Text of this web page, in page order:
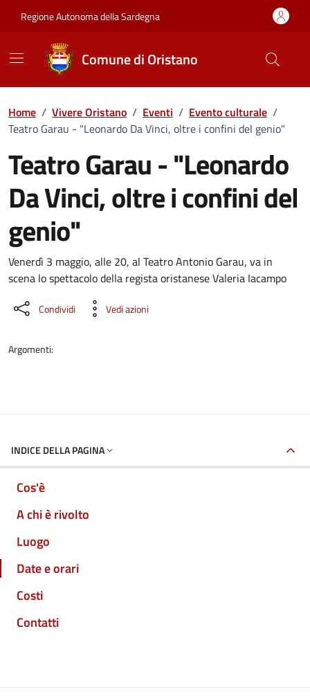
Regione Autonoma della Sardegna
Comune di Oristano
Home / Vivere Oristano / Eventi / Evento culturale /
Teatro Garau - "Leonardo Da Vinci, oltre i confini del genio"
Teatro Garau - "Leonardo
Da Vinci, oltre i confini del
genio"
Dettaglio dell'evento
Venerdì 3 maggio, alle 20, al Teatro Antonio Garau, va in
scena lo spettacolo della regista oristanese Valeria Iacampo
Condividi Vedi azioni
Argomenti:
INDICE DELLA PAGINA
Cos'è
A chi è rivolto
Luogo
Date e orari
Costi
Contatti